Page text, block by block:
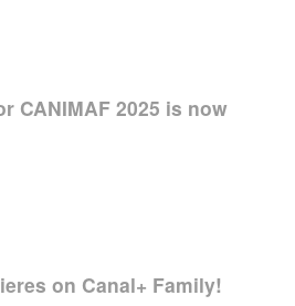
CANIMAF 2025 is now
on Canal+ Family!